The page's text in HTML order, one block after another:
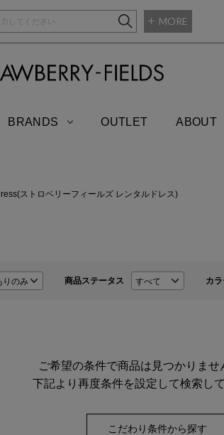
MORE
BRANDS OUTLET ABOUT
ストロベリーフィールズ レンタルドレス)
商品ステータス カ
ご希望の条件で商品は見つかりませ
下記より再度条件を設定して検索して
こだわり条件から探す